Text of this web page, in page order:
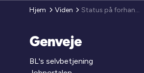
Hjem Viden Status på forhandlinger om landsdækkende overenskomster
Genveje
BL's selvbetjening